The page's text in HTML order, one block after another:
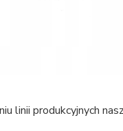
linii produkcyjnych